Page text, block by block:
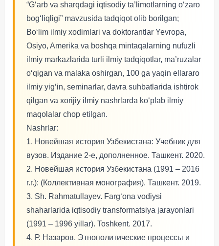
“G‘arb va sharqdagi iqtisodiy ta’limotlarning o‘zaro
bog‘liqligi” mavzusida tadqiqot olib borilgan;
Bo‘lim ilmiy xodimlari va doktorantlar Yevropa,
Osiyo, Amerika va boshqa mintaqalarning nufuzli
ilmiy markazlarida turli ilmiy tadqiqotlar, ma’ruzalar
o‘qigan va malaka oshirgan, 100 ga yaqin ellararo
ilmiy yig‘in, seminarlar, davra suhbatlarida ishtirok
qilgan va xorijiy ilmiy nashrlarda ko‘plab ilmiy
maqolalar chop etilgan.
Nashrlar:
1. Новейшая история Узбекистана: Учебник для
вузов. Издание 2-е, дополненное. Ташкент. 2020.
2. Новейшая история Узбекистана (1991 – 2016
г.г.): (Коллективная монография). Ташкент. 2019.
3. Sh. Rahmatullayev. Farg‘ona vodiysi
shaharlarida iqtisodiy transformatsiya jarayonlari
(1991 – 1996 yillar). Toshkent. 2017.
4. Р. Назаров. Этнополитические процессы и